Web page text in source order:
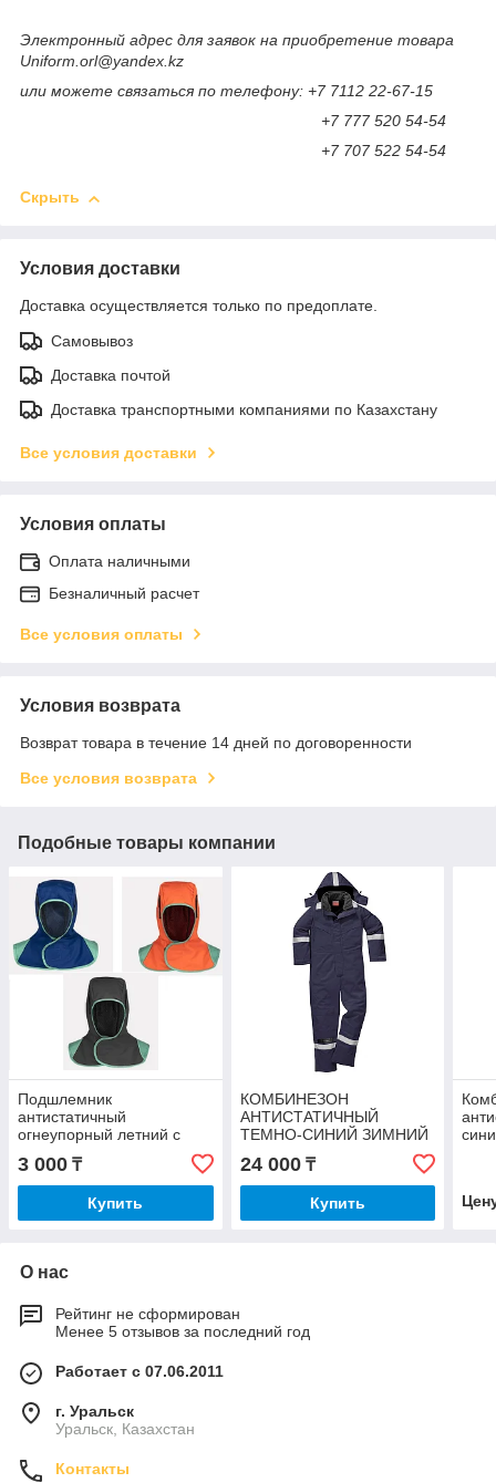
Электронный адрес для заявок на приобретение товара
Uniform.orl@yandex.kz
или можете связаться по телефону: +7 7112 22-67-15
+7 777 520 54-54
+7 707 522 54-54
Скрыть
Условия доставки
Доставка осуществляется только по предоплате.
Самовывоз
Доставка почтой
Доставка транспортными компаниями по Казахстану
Все условия доставки
Условия оплаты
Оплата наличными
Безналичный расчет
Все условия оплаты
Условия возврата
Возврат товара в течение 14 дней по договоренности
Все условия возврата
Подобные товары компании
Подшлемник
антистатичный
огнеупорный летний с
3 000 ₸
Купить
КОМБИНЕЗОН
АНТИСТАТИЧНЫЙ
ТЕМНО-СИНИЙ ЗИМНИЙ
24 000₸
Купить
О нас
Рейтинг не сформирован
Менее 5 отзывов за последний год
Работает с 07.06.2011
г. Уральск
Уральск, Казахстан
Контакты